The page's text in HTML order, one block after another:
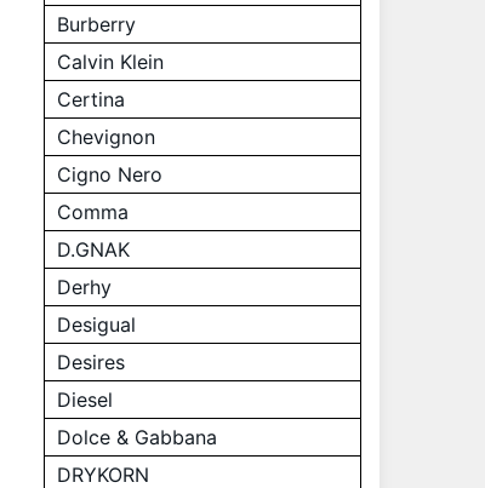
Burberry
Calvin Klein
Certina
Chevignon
Cigno Nero
Comma
D.GNAK
Derhy
Desigual
Desires
Diesel
Dolce & Gabbana
DRYKORN